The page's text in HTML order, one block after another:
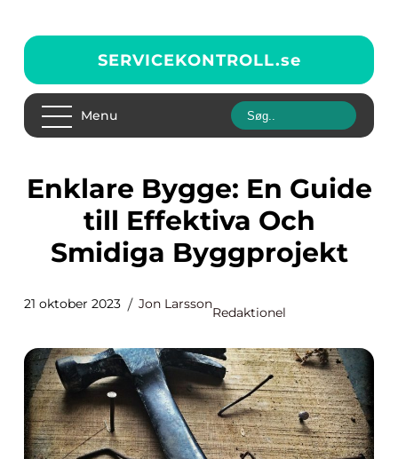
SERVICEKONTROLL.se
Menu
Enklare Bygge: En Guide
till Effektiva Och
Smidiga Byggprojekt
21 oktober 2023 Jon Larsson
Redaktionel